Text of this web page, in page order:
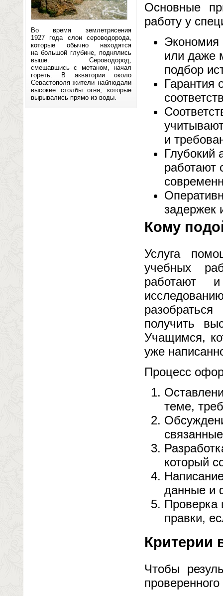
Во время землетрясения
1927 года слои сероводорода,
которые обычно находятся
на большой глубине, поднялись
выше. Сероводород,
смешавшись с метаном, начал
гореть. В акватории около
Севастополя жители наблюдали
высокие столбы огня, которые
вырывались прямо из воды.
Основные
работу у
Экономия
или даже
подбор
Гарантия
и
Глубокий
работают
задержек
Кому
Услуга
учебных
работают
получить
Учащимся,
уже
Процесс
теме,
который
данные и
Проверка
правки,
Критерии
Чтобы